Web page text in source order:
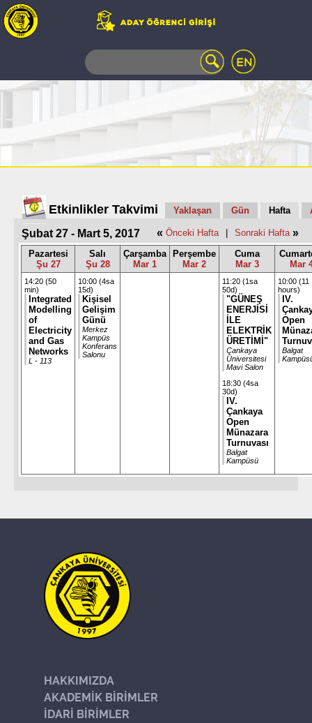
TELEFON
AÇILAN
UZAKTAN
EĞİTİM
KAMPÜSTE
YAŞAM
KÜTÜPHANE
PORTALI
ULAŞIM
Etkinlikler Takvimi Yaklaşan Gün Hafta
Şubat 27 - Mart 5, 2017 « Önceki Hafta | Sonraki Hafta »
Pazartesi
Şu 27
Salı
Şu 28
Çarşamba
Mar 1
Perşembe
Mar 2
Cuma
Mar 3
Mar
14:20 (50
min)
Integrated
Modelling
of
Electricity
and Gas
Networks
L - 113
10:00 (4sa
15d)
Kişisel
Gelişim
Günü
Merkez
Kampüs
Konferans
Salonu
11:20 (1sa
50d)
"GÜNEŞ
ENERJİSİ
İLE
ELEKTRİK
ÜRETİMİ"
Çankaya
Üniversitesi
Mavi Salon
18:30 (4sa
30d)
IV.
Çankaya
Open
Münazara
Turnuvası
Balgat
Kampüsü
10:00 (11
hours)
IV.
Open
Balgat
HAKKIMIZDA
AKADEMİK BİRİMLER
İDARİ BİRİMLER